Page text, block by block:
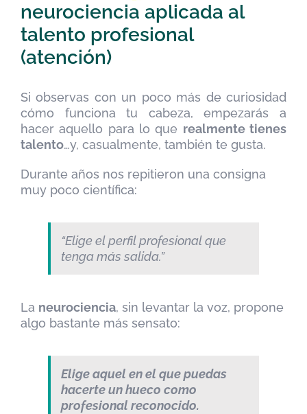
neurociencia aplicada al
talento profesional
(atención)
Si observas con un poco más de curiosidad
cómo funciona tu cabeza, empezarás a
hacer aquello para lo que realmente tienes
talento…y, casualmente, también te gusta.
Durante años nos repitieron una consigna
muy poco científica:
“Elige el perfil profesional que
tenga más salida.”
La neurociencia, sin levantar la voz, propone
algo bastante más sensato:
Elige aquel en el que puedas
hacerte un hueco como
profesional reconocido.